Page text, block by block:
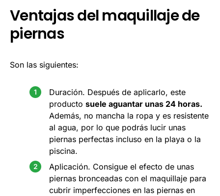
Ventajas del maquillaje de
piernas
Son las siguientes:
Duración. Después de aplicarlo, este
producto suele aguantar unas 24 horas.
Además, no mancha la ropa y es resistente
al agua, por lo que podrás lucir unas
piernas perfectas incluso en la playa o la
piscina.
Aplicación. Consigue el efecto de unas
piernas bronceadas con el maquillaje para
cubrir imperfecciones en las piernas en